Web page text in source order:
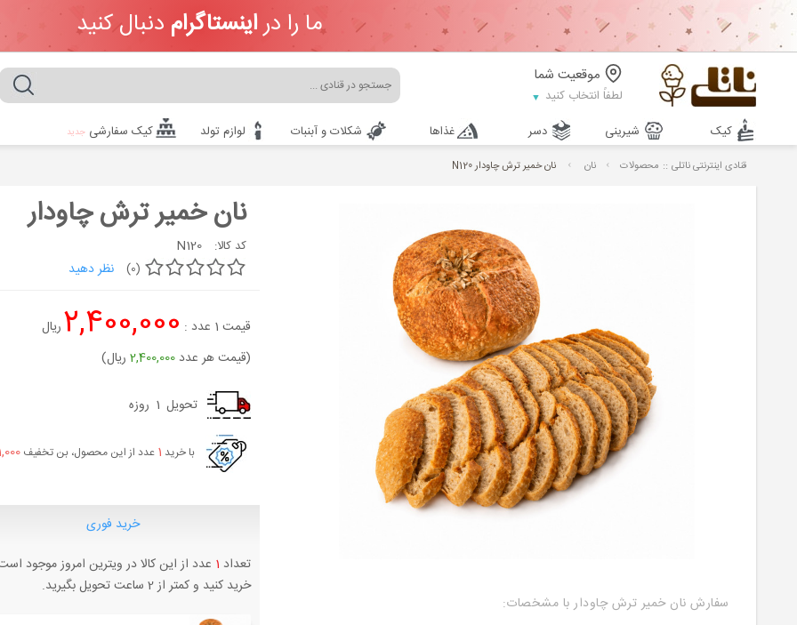
ما را دراینستاگرام دنبال کنید
موقعیت شما
لطفاً انتخاب کنید
کیک شیرینی دسر غذاها شکلات و آبنبات لوازم تولد کیک سفارشیجدید
قنادی اینترنتی ناتلی :: محصولات نان نان خمیر ترش چاودار N120
سفارش نان خمیر ترش چاودار با مشخصات:
نان خمیر ترش چاودار
کد کالا: N120
(0) نظر دهید
قیمت 1 عدد : 2,400,000ریال
(قیمت هر عدد2,400,000 ریال)
تحویل 1 روزه
با خرید 1 عدد از این محصول، بن تخفیف
خرید فوری
تعداد 1 عدد از این کالا در ویترین امروز موجود
خرید کنید و کمتر از 2 ساعت تحویل بگیرید.